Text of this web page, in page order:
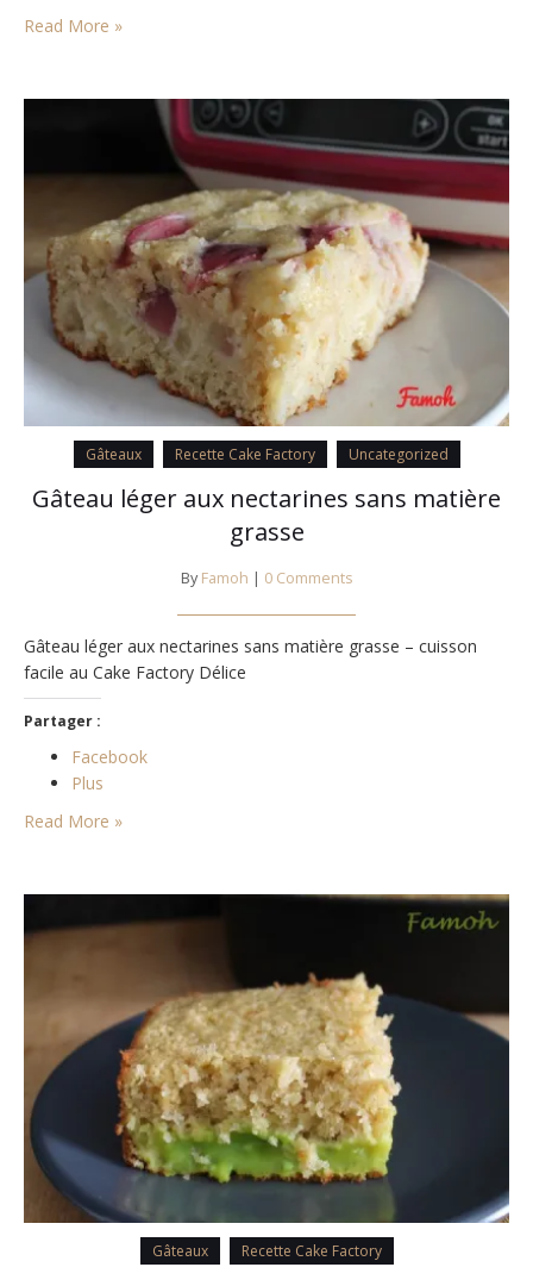
Read More »
Gâteaux Recette Cake Factory Uncategorized
Gâteau léger aux nectarines sans matière
grasse
By Famoh | 0 Comments
Gâteau léger aux nectarines sans matière grasse – cuisson
facile au Cake Factory Délice
Partager :
Facebook
Plus
Read More »
Gâteaux Recette Cake Factory